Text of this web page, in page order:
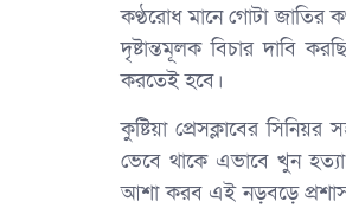
কণ্ঠরোধ মানে গোটা জাতির
দৃষ্টান্তমূলক বিচার দাবি
করতেই হবে।
কুষ্টিয়া প্রেসক্লাবের
ভেবে থাকে এভাবে খুন
আশা করব এই নড়বড়ে